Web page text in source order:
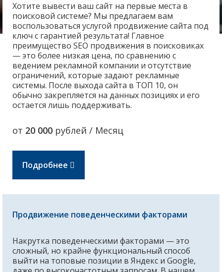
Хотите вывести ваш сайт на первые места в
поисковой системе? Мы предлагаем вам
воспользоваться услугой продвижение сайта под
ключ с гарантией результата! Главное
преимущество SEO продвижения в поисковиках
— это более низкая цена, по сравнению с
ведением рекламной компании и отсутствие
ограничений, которые задают рекламные
системы. После выхода сайта в ТОП 10, он
обычно закрепляется на данных позициях и его
остается лишь поддерживать.
от 20 000 рублей / Месяц
Подробнее
Продвижение поведенческими факторами
Накрутка поведенческими факторами — это
сложный, но крайне функциональный способ
выйти на топовые позиции в Яндекс и Google,